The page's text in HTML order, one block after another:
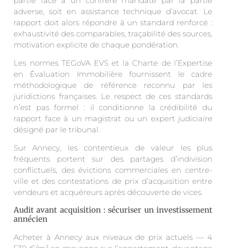
adverse, soit en assistance technique d’avocat. Le
rapport doit alors répondre à un standard renforcé :
exhaustivité des comparables, traçabilité des sources,
motivation explicite de chaque pondération.
Les normes TEGoVA EVS et la Charte de l’Expertise
en Évaluation Immobilière fournissent le cadre
méthodologique de référence reconnu par les
juridictions françaises. Le respect de ces standards
n’est pas formel : il conditionne la crédibilité du
rapport face à un magistrat ou un expert judiciaire
désigné par le tribunal.
Sur Annecy, les contentieux de valeur les plus
fréquents portent sur des partages d’indivision
conflictuels, des évictions commerciales en centre-
ville et des contestations de prix d’acquisition entre
vendeurs et acquéreurs après découverte de vices.
Audit avant acquisition : sécuriser un investissement
annécien
Acheter à Annecy aux niveaux de prix actuels — 4